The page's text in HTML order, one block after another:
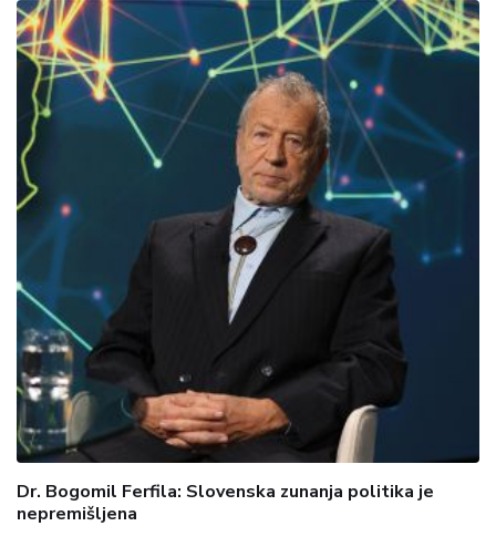
Dr. Bogomil Ferfila: Slovenska zunanja politika je
nepremišljena